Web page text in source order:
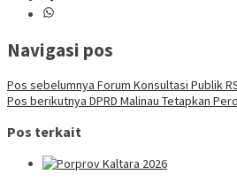
Navigasi pos
Pos sebelumnya Forum Konsultasi Publik
Pos berikutnya DPRD Malinau Tetapkan
Pos terkait